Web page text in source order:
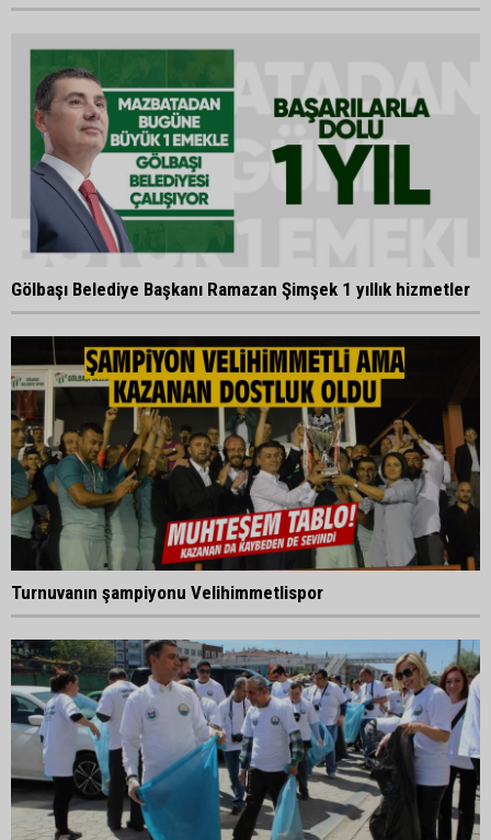
Gölbaşı Belediye Başkanı Ramazan Şimşek 1 yıllık hizmetler
Turnuvanın şampiyonu Velihimmetlispor